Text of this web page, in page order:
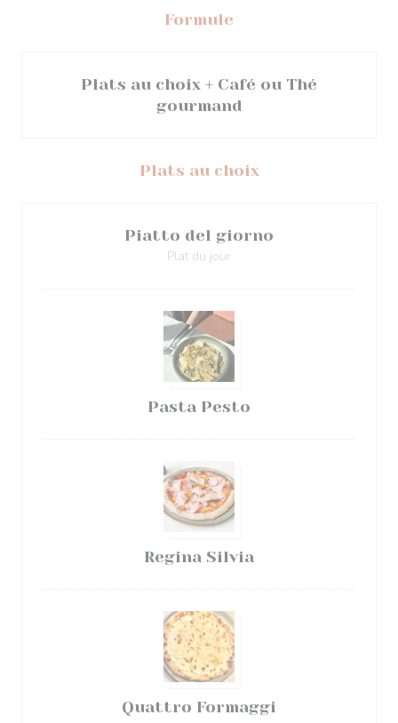
Formule
Plats au choix + Café ou Thé
gourmand
Plats au choix
Piatto del giorno
Plat du jour
Pasta Pesto
Regina Silvia
Quattro Formaggi